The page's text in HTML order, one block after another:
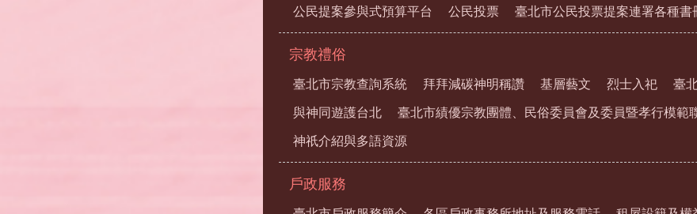
公民提案參與式預算平台 公民投票 臺北市公民投票提案連署各種書
宗教禮俗
臺北市宗教查詢系統 拜拜減碳神明稱讚 基層藝文 烈士入祀 臺
與神同遊護台北 臺北市績優宗教團體、民俗委員會及委員暨孝行模範
神祇介紹與多語資源
戶政服務